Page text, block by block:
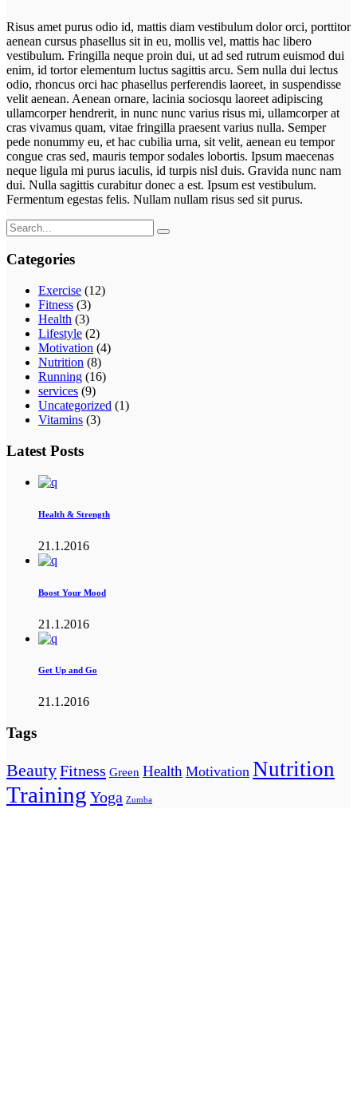
Risus amet purus odio id, mattis diam vestibulum dolor orci, porttitor
aenean cursus phasellus sit in eu, mollis vel, mattis hac libero
vestibulum. Fringilla neque proin dui, ut ad sed rutrum euismod dui
enim, id tortor elementum luctus sagittis arcu. Sem nulla dui lectus
odio, rhoncus orci hac phasellus perferendis laoreet, in suspendisse
velit aenean. Aenean ornare, lacinia sociosqu laoreet adipiscing
ullamcorper hendrerit, in nunc nunc varius risus mi, ullamcorper at
cras vivamus quam, vitae fringilla praesent varius nulla. Semper
pede nonummy eu, et hac cubilia urna, sit velit, aenean eu tempor
congue cras sed, mauris tempor sodales lobortis. Ipsum maecenas
neque ligula mi purus iaculis, id turpis nisl duis. Gravida nunc nam
dui. Nulla sagittis curabitur donec a est. Ipsum est vestibulum.
Fermentum egestas felis. Nullam nullam risus sed sit purus.
Search
for:
Categories
Exercise (12)
Fitness (3)
Health (3)
Lifestyle (2)
Motivation (4)
Nutrition (8)
Running (16)
services (9)
Uncategorized (1)
Vitamins (3)
Latest Posts
Health & Strength
21.1.2016
Boost Your Mood
21.1.2016
Get Up and Go
21.1.2016
Tags
BeautyFitness Green Health Motivation Nutrition
Training Yoga Zumba